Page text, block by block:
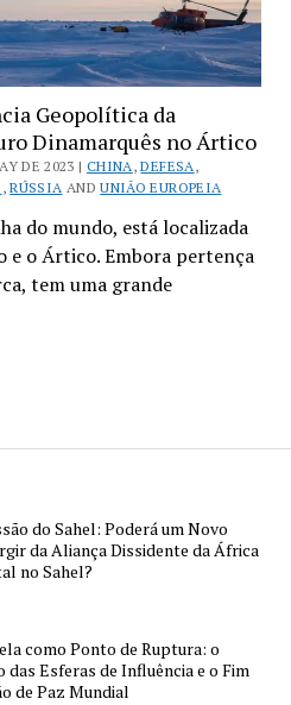
Geopolítica da
Dinamarquês no Ártico
DE 2023 | CHINA,DEFESA,
,RÚSSIA ANDUNIÃO EUROPEIA
do mundo, está localizada
e o Ártico. Embora pertença
tem uma grande
do Sahel: Poderá um Novo
da Aliança Dissidente da África
no Sahel?
como Ponto de Ruptura: o
das Esferas de Influência e o Fim
de Paz Mundial